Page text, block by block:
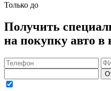
Только до
Получить
на покупку авто в